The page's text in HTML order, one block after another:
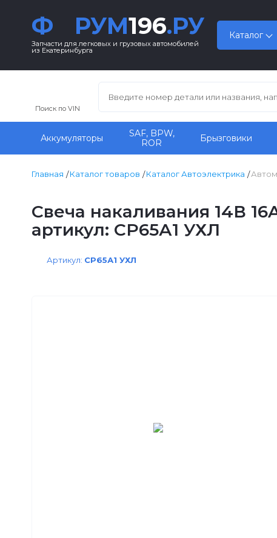
Ф РУМ196.РУ
Запчасти для легковых и грузовых автомобилей
из Екатеринбурга
Каталог
Поиск по VIN
Аккумуляторы
SAF, BPW,
ROR
Брызговики
Главная Каталог товаров Каталог Автоэлектрика
Свеча накаливания 14В
артикул: СР65А1 УХЛ
Артикул: СР65А1 УХЛ